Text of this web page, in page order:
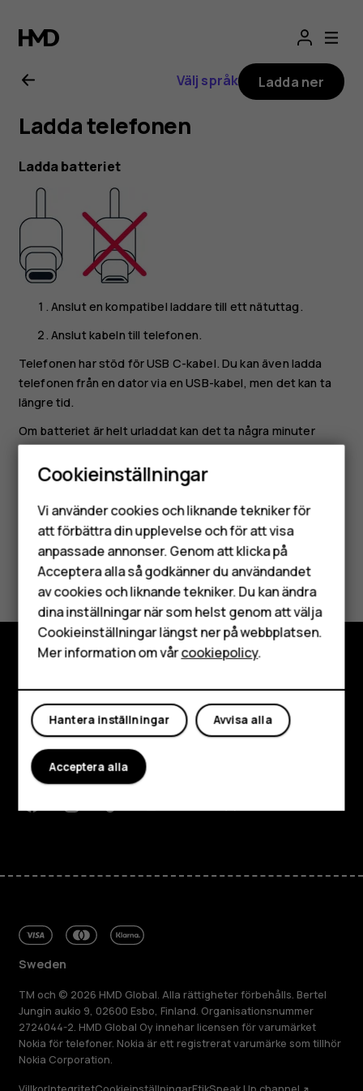
för
Nokia
6.2
Smartphones
Mobiltelefoner
Tillbehör
HMD Terra M
Surfplattor
Välj språk Ladda ner
Ladda telefonen
Ladda batteriet
Anslut en kompatibel laddare till ett nätuttag.
Anslut kabeln till telefonen.
Telefonen har stöd för USB C-kabel. Du kan även ladda
telefonen från en dator via en USB-kabel, men det kan ta
längre tid.
Om batteriet är helt urladdat kan det ta några minuter
innan laddningsindikatorn visas.
Var detta till hjälp?
Ja Nej
Om
Planet and people
Kundservice
FacebookInstagram
TiktokYoutubeLinkedinDiscord
Sweden
TM och © 2026 HMD Global. Alla rättigheter förbehålls. Bertel
Jungin aukio 9, 02600 Esbo, Finland. Organisationsnummer
2724044-2. HMD Global Oy innehar licensen för varumärket
Nokia för telefoner. Nokia är ett registrerat varumärke som tillhör
Nokia Corporation.
Cookieinställningar
Vi använder cookies och liknande tekniker för
att förbättra din upplevelse och för att visa
anpassade annonser. Genom att klicka på
Acceptera alla så godkänner du användandet
av cookies och liknande tekniker. Du kan ändra
dina inställningar när som helst genom att välja
Cookieinställningar längst ner på webbplatsen.
Mer information om vårcookiepolicy.
Avvisa alla
Hantera inställningar
Acceptera alla